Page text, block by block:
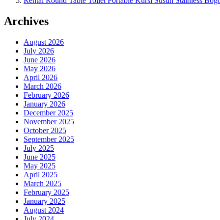
Archives
August 2026
July 2026
June 2026
May 2026
April 2026
March 2026
February 2026
January 2026
December 2025
November 2025
October 2025
September 2025
July 2025
June 2025
May 2025
April 2025
March 2025
February 2025
January 2025
August 2024